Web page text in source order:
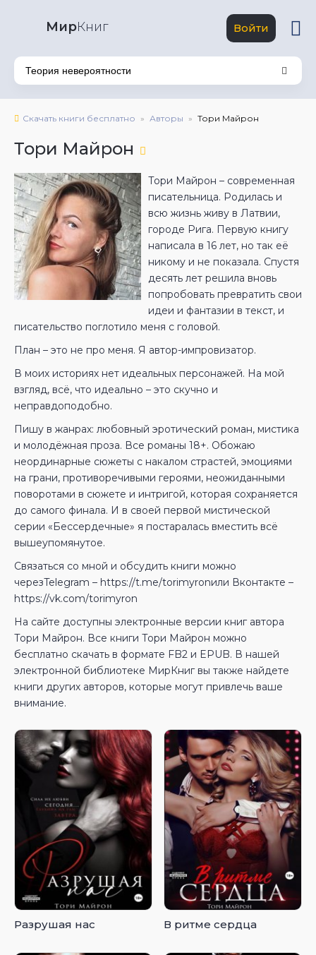
МирКниг Войти
Скачать книги бесплатно Авторы Тори Майрон
Тори Майрон
Тори Майрон – современная
писательница. Родилась и
всю жизнь живу в Латвии,
городе Рига. Первую книгу
написала в 16 лет, но так её
никому и не показала. Спустя
десять лет решила вновь
попробовать превратить свои
идеи и фантазии в текст, и
писательство поглотило меня с головой.
План – это не про меня. Я автор-импровизатор.
В моих историях нет идеальных персонажей. На мой
взгляд, всё, что идеально – это скучно и
неправдоподобно.
Пишу в жанрах: любовный эротический роман, мистика
и молодёжная проза. Все романы 18+. Обожаю
неординарные сюжеты с накалом страстей, эмоциями
на грани, противоречивыми героями, неожиданными
поворотами в сюжете и интригой, которая сохраняется
до самого финала. И в своей первой мистической
серии «Бессердечные» я постаралась вместить всё
вышеупомянутое.
Связаться со мной и обсудить книги можно
черезTelegram – https://t.me/torimyronили Вконтакте –
https://vk.com/torimyron
На сайте доступны электронные версии книг автора
Тори Майрон. Все книги Тори Майрон можно
бесплатно скачать в формате FB2 и EPUB. В нашей
электронной библиотеке МирКниг вы также найдете
книги других авторов, которые могут привлечь ваше
внимание.
Разрушая нас В ритме сердца